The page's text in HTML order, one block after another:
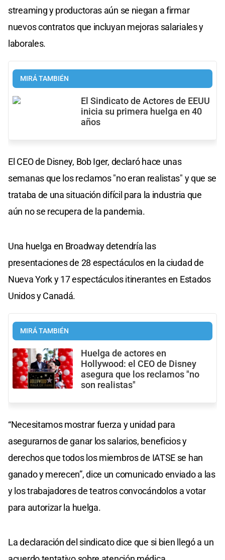
streaming y productoras aún se niegan a firmar
nuevos contratos que incluyan mejoras salariales y
laborales.
MIRÁ TAMBIÉN
El Sindicato de Actores de EEUU
inicia su primera huelga en 40
años
El CEO de Disney, Bob Iger, declaró hace unas
semanas que los reclamos "no eran realistas" y que se
trataba de una situación difícil para la industria que
aún no se recupera de la pandemia.
Una huelga en Broadway detendría las
presentaciones de 28 espectáculos en la ciudad de
Nueva York y 17 espectáculos itinerantes en Estados
Unidos y Canadá.
MIRÁ TAMBIÉN
Huelga de actores en
Hollywood: el CEO de Disney
asegura que los reclamos "no
son realistas"
“Necesitamos mostrar fuerza y ​​unidad para
asegurarnos de ganar los salarios, beneficios y
derechos que todos los miembros de IATSE se han
ganado y merecen”, dice un comunicado enviado a las
y los trabajadores de teatros convocándolos a votar
para autorizar la huelga.
La declaración del sindicato dice que si bien llegó a un